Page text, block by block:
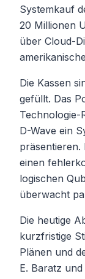
Systemkauf
20 Millionen
über Cloud-
Die Kassen
gefüllt. Das
Technologie-
D-Wave ein
präsentieren.
einen
logischen
überwacht
Die heutige
kurzfristige
Plänen und
E. Baratz